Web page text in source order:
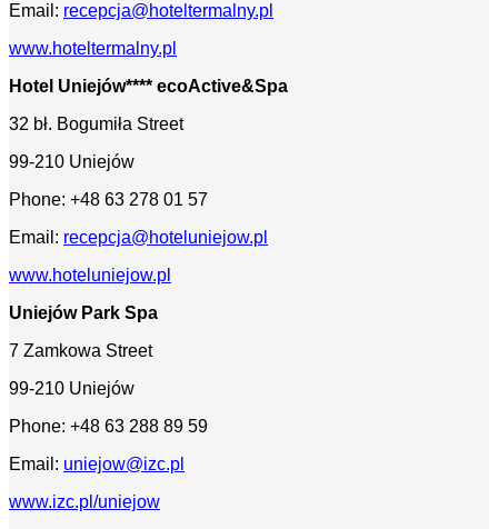
Email: recepcja@hoteltermalny.pl
www.hoteltermalny.pl
Hotel Uniejów**** ecoActive&Spa
32 bł. Bogumiła Street
99-210 Uniejów
Phone: +48 63 278 01 57
Email: recepcja@hoteluniejow.pl
www.hoteluniejow.pl
Uniejów Park Spa
7 Zamkowa Street
99-210 Uniejów
Phone: +48 63 288 89 59
Email: uniejow@izc.pl
www.izc.pl/uniejow